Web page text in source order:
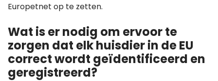
Europetnet op te zetten.
Wat is er nodig om ervoor te
zorgen dat elk huisdier in de EU
correct wordt geïdentificeerd en
geregistreerd?